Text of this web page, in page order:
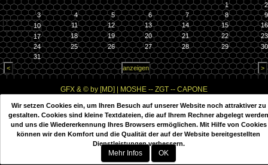
1
2
3
4 5 6 7 8
9
10
11 12 13 14 15
16
17
18 19 20 21 22
23
24
25 26 27 28 29
30
31
GFX & © by [MD] | MOSHE -- ZGT -- CAPONE
Diese Website wurde mit PHPKIT WCMS erstellt
PHPKIT ist eine eingetragene Marke der mxbyte GbR © 2002-2012
Wir setzen Cookies ein, um Ihren Besuch auf unserer Website noch attraktiver zu
gestalten. Cookies sind kleine Textdateien, die auf Ihrem Rechner abgelegt werden
und uns die Wiedererkennung Ihres Browsers ermöglichen. Mit Hilfe von Cookies
können wir den Komfort und die Qualität der auf der Website bereitgestellten
Dienstleistungen verbessern.
Mehr Infos OK